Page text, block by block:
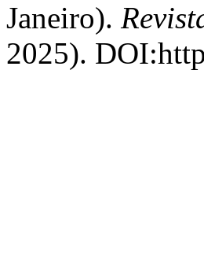
Janeiro).
2025).